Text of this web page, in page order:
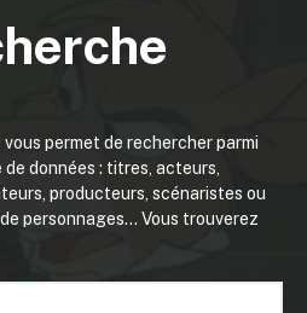
permet de rechercher parmi
données : titres, acteurs,
producteurs, scénaristes ou
personnages... Vous trouverez